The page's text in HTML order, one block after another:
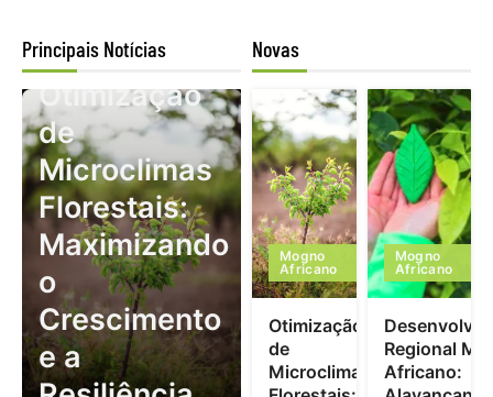
Principais Notícias
Mogno Africano
Otimização
de
Microclimas
Florestais:
Maximizando
o
Crescimento
e a
Novas
Mogno
Africano
Otimização
de
Microclimas
Mogno
Africano
Regional
Africano: